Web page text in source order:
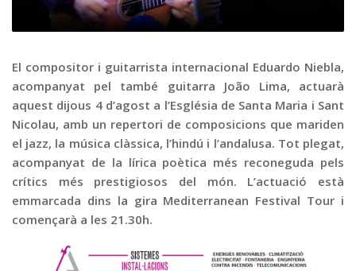
Publicitat
Contacte
El compositor i guitarrista internacional Eduardo Niebla,
acompanyat pel també guitarra João Lima, actuarà
aquest dijous 4 d’agost a l’Església de Santa Maria i Sant
Nicolau, amb un repertori de composicions que mariden
el jazz, la música clàssica, l’hindú i l’andalusa. Tot plegat,
acompanyat de la lírica poètica més reconeguda pels
crítics més prestigiosos del món. L’actuació està
emmarcada dins la gira Mediterranean Festival Tour i
començarà a les 21.30h.